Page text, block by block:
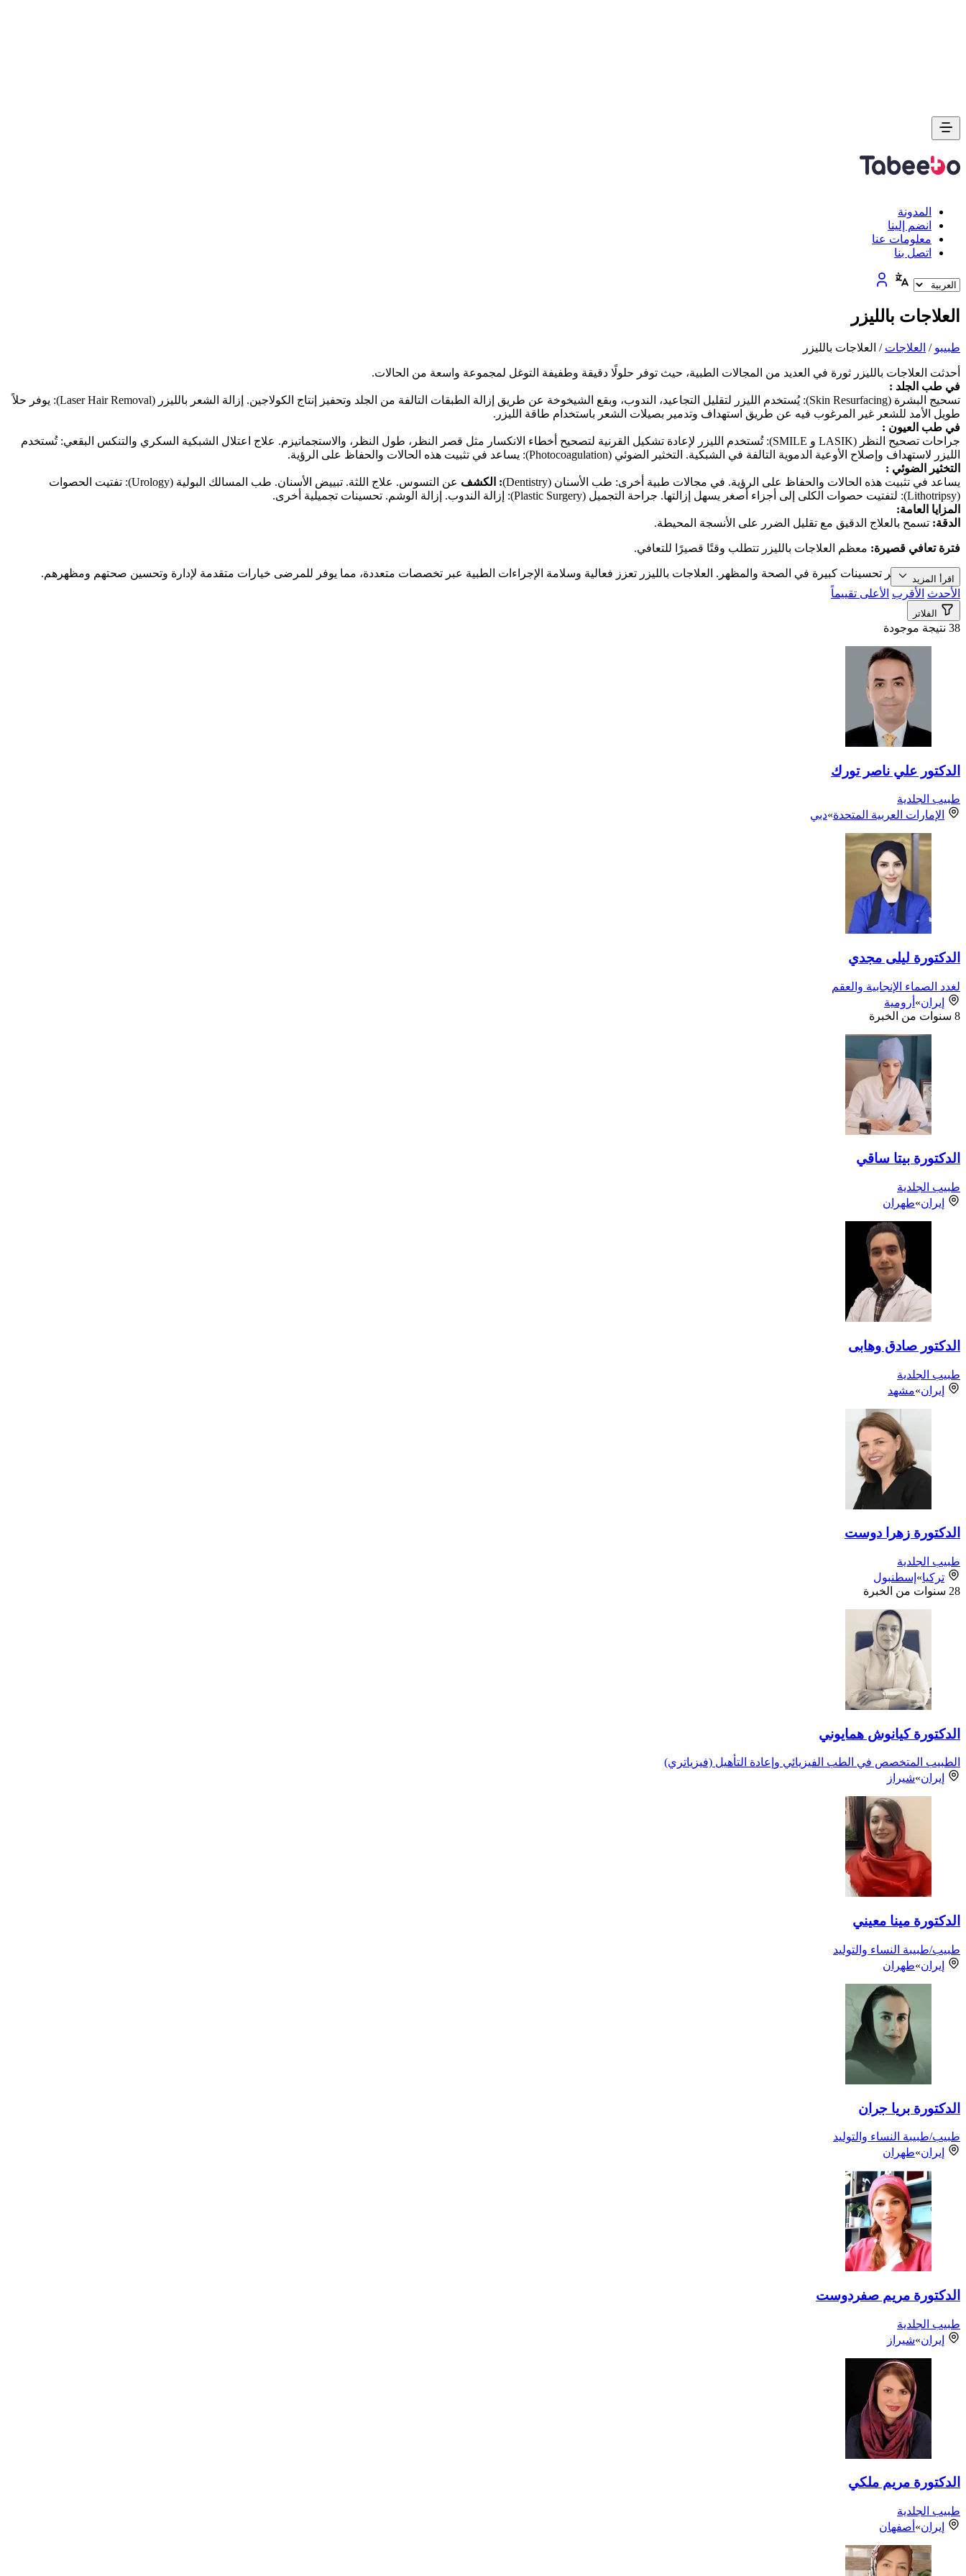
المدونة
انضم إلينا
معلومات عنا
اتصل بنا
العلاجات بالليزر
طبیبو / العلاجات / العلاجات بالليزر
أحدثت العلاجات بالليزر ثورة في العديد من المجالات الطبية، حيث توفر حلولًا دقيقة وطفيفة التوغل لمجموعة واسعة من الحالات.
في طب الجلد :
تسحيج البشرة (Skin Resurfacing): يُستخدم الليزر لتقليل التجاعيد، الندوب، وبقع الشيخوخة عن طريق إزالة الطبقات التالفة من الجلد وتحفيز إنتاج الكولاجين. إزالة الشعر بالليزر (Laser Hair Removal): يوفر حلاً
طويل الأمد للشعر غير المرغوب فيه عن طريق استهداف وتدمير بصيلات الشعر باستخدام طاقة الليزر.
في طب العيون :
جراحات تصحيح النظر (LASIK و SMILE): تُستخدم الليزر لإعادة تشكيل القرنية لتصحيح أخطاء الانكسار مثل قصر النظر، طول النظر، والاستجماتيزم. علاج اعتلال الشبكية السكري والتنكس البقعي: تُستخدم
الليزر لاستهداف وإصلاح الأوعية الدموية التالفة في الشبكية. التخثير الضوئي (Photocoagulation): يساعد في تثبيت هذه الحالات والحفاظ على الرؤية.
التخثير الضوئي :
يساعد في تثبيت هذه الحالات والحفاظ على الرؤية. في مجالات طبية أخرى: طب الأسنان (Dentistry)
: الكشف
عن التسوس. علاج اللثة. تبييض الأسنان. طب المسالك البولية (Urology): تفتيت الحصوات
(Lithotripsy): لتفتيت حصوات الكلى إلى أجزاء أصغر يسهل إزالتها. جراحة التجميل (Plastic Surgery): إزالة الندوب. إزالة الوشم. تحسينات تجميلية أخرى.
المزايا العامة:
الدقة: تسمح بالعلاج الدقيق مع تقليل الضرر على الأنسجة المحيطة.
فترة تعافي قصيرة: معظم العلاجات بالليزر تتطلب وقتًا قصيرًا للتعافي.
نتائج فعالة: توفر تحسينات كبيرة في الصحة والمظهر. العلاجات بالليزر تعزز فعالية وسلامة الإجراءات الطبية عبر تخصصات متعددة، مما يوفر للمرضى خيارات متقدمة لإدارة وتحسين صحتهم ومظهرهم. اقرأ المزيد
الأحدث الأقرب الأعلى تقييماً
الفلاتر
38 نتيجة موجودة
الدكتور علي ناصر تورك
طبيب الجلدية
الإمارات العربية المتحدة»دبي
الدكتورة ليلى مجدي
لغدد الصماء الإنجابية والعقم
إيران» أرومية
8 سنوات من الخبرة
الدكتورة بيتا ساقي
طبيب الجلدية
إيران»طهران
الدكتور صادق وهابی
طبيب الجلدية
إيران»مشهد
الدكتورة زهرا دوست
طبيب الجلدية
تركيا» إسطنبول
28 سنوات من الخبرة
الدكتورة كيانوش همايوني
الطبيب المتخصص في الطب الفيزيائي وإعادة التأهيل (فيزياتري)
إيران»شيراز
الدكتورة مينا معيني
طبيب/طبيبة النساء والتوليد
إيران»طهران
الدكتورة بريا جران
طبيب/طبيبة النساء والتوليد
إيران»طهران
الدكتورة مريم صفردوست
طبيب الجلدية
إيران»شيراز
الدكتورة مريم ملكي
طبيب الجلدية
إيران» أصفهان